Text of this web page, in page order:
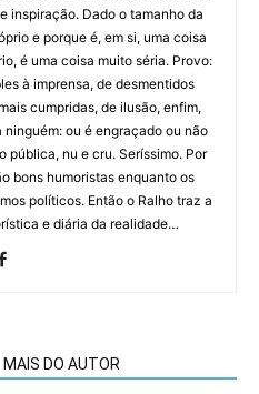
inspiração. Dado o tamanho da
e porque é, em si, uma coisa
é uma coisa muito séria. Provo:
à imprensa, de desmentidos
cumpridas, de ilusão, enfim,
ou é engraçado ou não
pública, nu e cru. Seríssimo. Por
bons humoristas enquanto os
políticos. Então o Ralho traz a
e diária da realidade…
MAIS DO AUTOR